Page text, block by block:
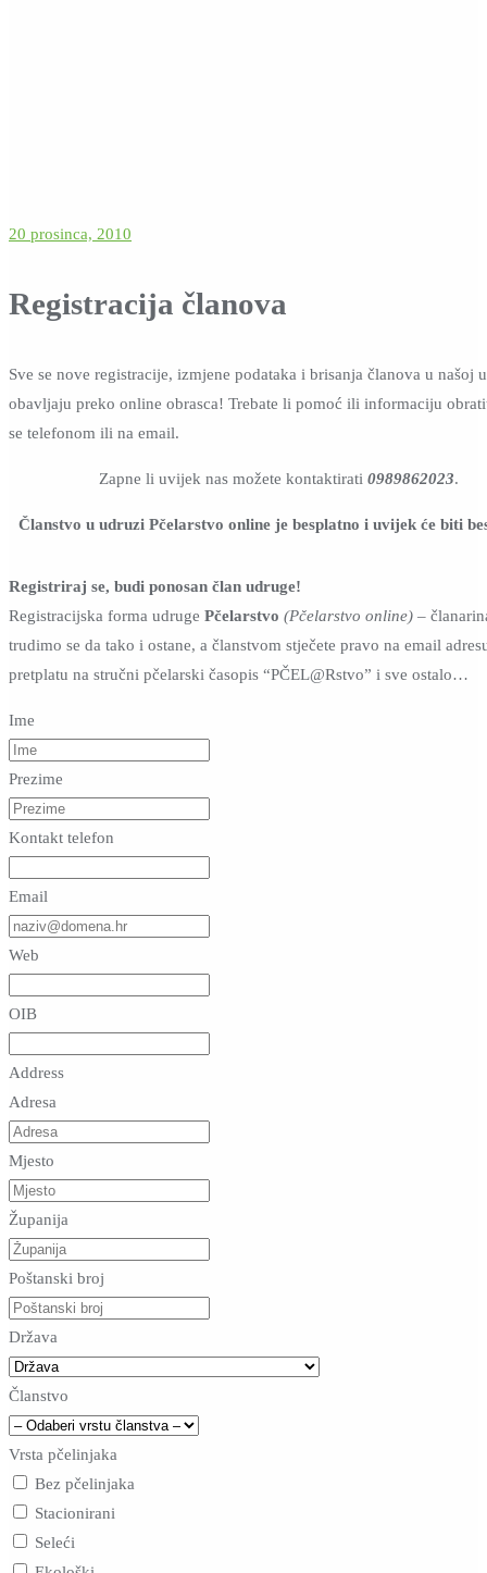
20 prosinca, 2010
Registracija članova
Sve se nove registracije, izmjene podataka i brisanja članova u našoj
obavljaju preko online obrasca! Trebate li pomoć ili informaciju
se telefonom ili na email.
Zapne li uvijek nas možete kontaktirati 0989862023.
Članstvo u udruzi Pčelarstvo online je besplatno i uvijek će biti
Registriraj se, budi ponosan član udruge!
Registracijska forma udruge Pčelarstvo (Pčelarstvo online) –
trudimo se da tako i ostane, a članstvom stječete pravo na email
pretplatu na stručni pčelarski časopis “PČEL@Rstvo” i sve ostalo…
Ime
Prezime
Kontakt telefon
Email
Web
OIB
Address
Adresa
Mjesto
Županija
Poštanski broj
Država
Članstvo
Vrsta pčelinjaka
Bez pčelinjaka
Stacionirani
Seleći